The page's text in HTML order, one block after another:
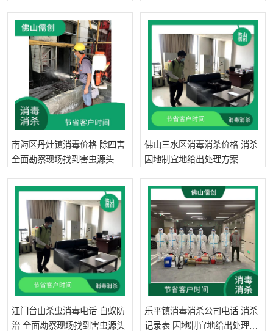
南海区丹灶镇消毒价格 除四害
全面勘察现场找到害虫源头
佛山三水区消毒消杀价格 消杀
因地制宜地给出处理方案
江门台山杀虫消毒电话 白蚁防
治 全面勘察现场找到害虫源头
乐平镇消毒消杀公司电话 消杀
记录表 因地制宜地给出处理方